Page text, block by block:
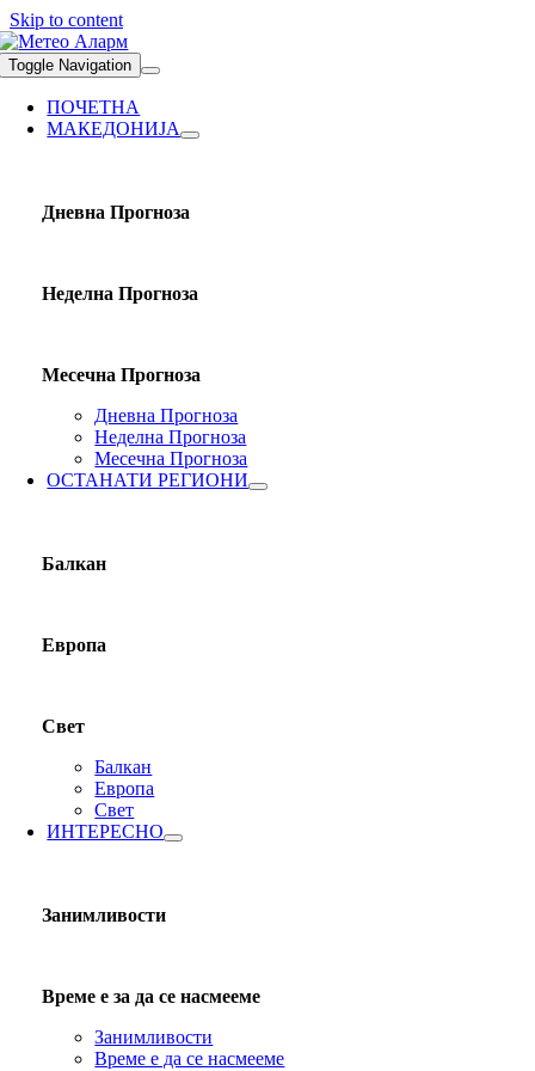
Skip to content
Toggle Navigation
ПОЧЕТНА
МАКЕДОНИЈА
Дневна Прогноза
Неделна Прогноза
Месечна Прогноза
Дневна Прогноза
Неделна Прогноза
Месечна Прогноза
ОСТАНАТИ РЕГИОНИ
Балкан
Европа
Свет
Балкан
Европа
Свет
ИНТЕРЕСНО
Занимливости
Време е за да се насмееме
Занимливости
Време е да се насмееме